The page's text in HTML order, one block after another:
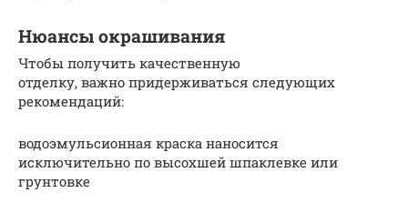
Нюансы окрашивания
Чтобы получить качественную
отделку, важно придерживаться следующих
рекомендаций:
водоэмульсионная краска наносится
исключительно по высохшей шпаклевке или
грунтовке